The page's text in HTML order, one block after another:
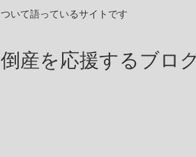
いて語っているサイトです
産を応援するブロ